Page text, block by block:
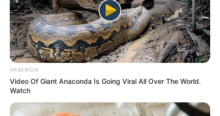
HABERION
Video Of Giant Anaconda Is Going Viral All Over The World.
Watch